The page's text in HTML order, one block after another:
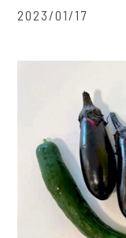
2023/01/17